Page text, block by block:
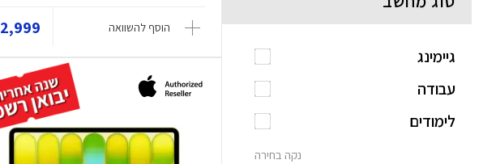
הוסף להשוואה 2,999 ₪
גיימינג
עבודה
לימודים
נקה בחירה